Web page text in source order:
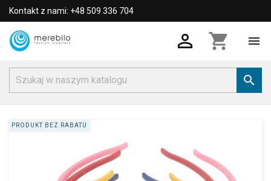
Kontakt z nami: +48 509 336 704
 shopping_cart 

PRODUKT BEZ RABATU